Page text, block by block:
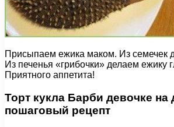
Присыпаем ежика маком. Из семечек
Из печенья «грибочки» делаем ежику
Приятного аппетита!
Торт кукла Барби девочке на
пошаговый рецепт